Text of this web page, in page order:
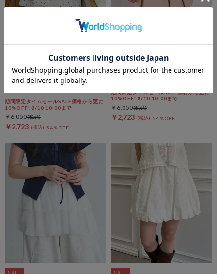
archives
ドットフリルティアードミニＳ
期間限定タイムセールSALE価格から更に
10%OFF! 8/10 10:00まで
￥2,723 54％OFF
￥6,050
archives
期間限定タイムセールSALE価格から更に
10%OFF! 8/10 10:00まで
￥2,723 54％OFF
￥6,050